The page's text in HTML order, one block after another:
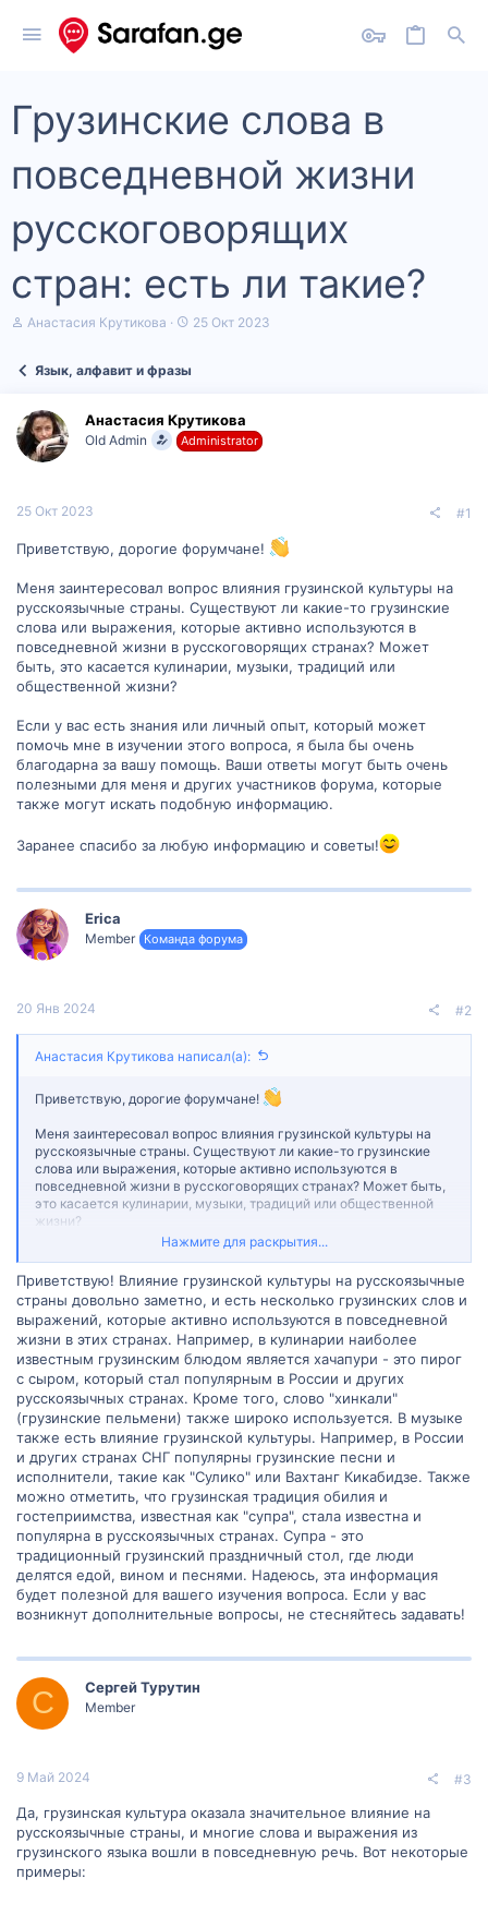
Грузинские слова в
повседневной жизни
русскоговорящих
стран: есть ли такие?
А
т
е
м
ы
Анастасия Крутикова
Д
ч
а
25 Окт 2023
Язык, алфавит и фразы
Анастасия Крутикова
Old Admin Administrator
25 Окт 2023 #1
Приветствую, дорогие форумчане!
Меня заинтересовал вопрос влияния грузинской культуры на
русскоязычные страны. Существуют ли какие-то грузинские
слова или выражения, которые активно используются в
повседневной жизни в русскоговорящих странах? Может
быть, это касается кулинарии, музыки, традиций или
общественной жизни?
Если у вас есть знания или личный опыт, который может
помочь мне в изучении этого вопроса, я была бы очень
благодарна за вашу помощь. Ваши ответы могут быть очень
полезными для меня и других участников форума, которые
также могут искать подобную информацию.
Заранее спасибо за любую информацию и советы!
Erica
Member Команда форума
20 Янв 2024 #2
Анастасия Крутикова написал(а):
Приветствую, дорогие форумчане!
Меня заинтересовал вопрос влияния грузинской культуры на
русскоязычные страны. Существуют ли какие-то грузинские
слова или выражения, которые активно используются в
повседневной жизни в русскоговорящих странах? Может быть,
это касается кулинарии, музыки, традиций или общественной
жизни?
Если у вас есть знания или личный опыт, который может помочь
мне в изучении этого вопроса, я была бы очень благодарна за
вашу помощь. Ваши ответы могут быть очень полезными для
меня и других участников форума, которые также могут искать
подобную информацию.
Заранее спасибо за любую информацию и советы!
Нажмите для раскрытия...
Приветствую! Влияние грузинской культуры на русскоязычные
страны довольно заметно, и есть несколько грузинских слов и
выражений, которые активно используются в повседневной
жизни в этих странах. Например, в кулинарии наиболее
известным грузинским блюдом является хачапури - это пирог
с сыром, который стал популярным в России и других
русскоязычных странах. Кроме того, слово "хинкали"
(грузинские пельмени) также широко используется. В музыке
также есть влияние грузинской культуры. Например, в России
и других странах СНГ популярны грузинские песни и
исполнители, такие как "Сулико" или Вахтанг Кикабидзе. Также
можно отметить, что грузинская традиция обилия и
гостеприимства, известная как "супра", стала известна и
популярна в русскоязычных странах. Супра - это
традиционный грузинский праздничный стол, где люди
делятся едой, вином и песнями. Надеюсь, эта информация
будет полезной для вашего изучения вопроса. Если у вас
возникнут дополнительные вопросы, не стесняйтесь задавать!
С Сергей Турутин
Member
9 Май 2024 #3
Да, грузинская культура оказала значительное влияние на
русскоязычные страны, и многие слова и выражения из
грузинского языка вошли в повседневную речь. Вот некоторые
примеры: